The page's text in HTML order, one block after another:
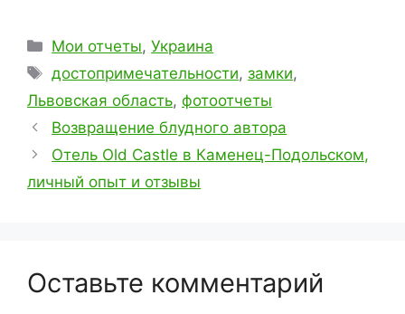
Рубрики
Мои отчеты,Украина
Метки
достопримечательности, замки,
Львовская область, фотоотчеты
Возвращение блудного автора
Отель Old Castle в Каменец-Подольском,
личный опыт и отзывы
Оставьте комментарий